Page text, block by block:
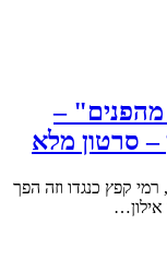
–
– סרטון מלא
קפץ כנגדו וזה הפך